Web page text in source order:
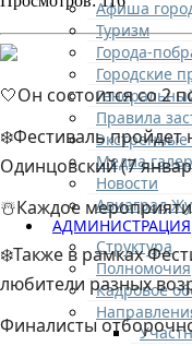
Афиша
Туризм
Города-
Городские
Правила
Медиа
Новости
Авиаград
АДМИНИСТРАЦИЯ
Структура
Полномочия
Кадровое
🤍Он состоится со 2
❄️Фестиваль пройдет
Одинцовский (7
☃️Каждое
❄️Также в рамках
любители разных
Финалисты